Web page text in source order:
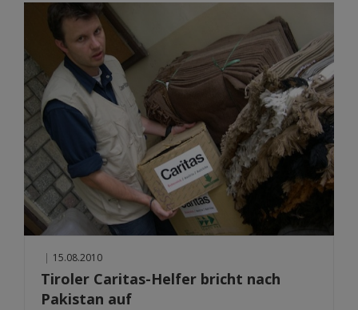
| 15.08.2010
Tiroler Caritas-Helfer bricht nach
Pakistan auf